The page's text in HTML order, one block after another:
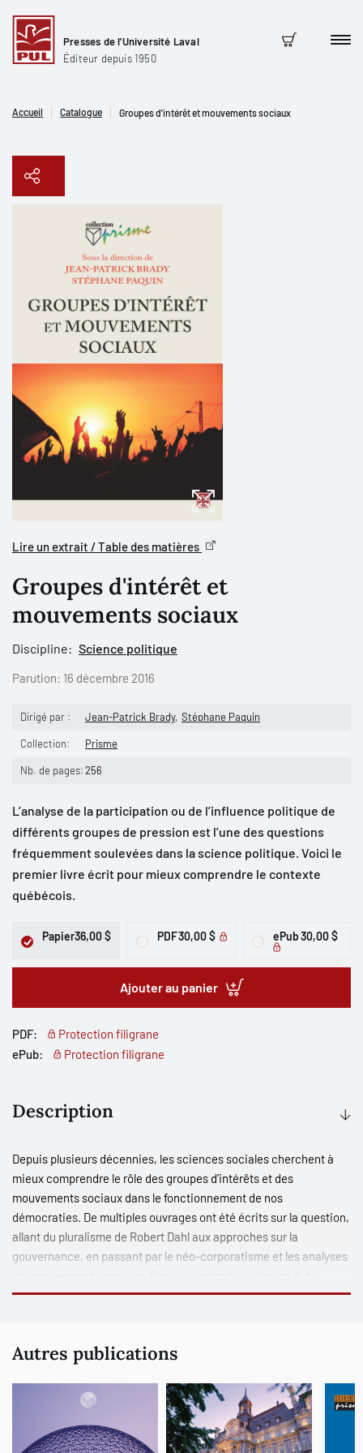
Presses de l'Université Laval
Éditeur depuis 1950
Panier
Accueil Catalogue Groupes d'intérêt et mouvements sociaux
Lire un extrait / Table des matières
Groupes d'intérêt et
mouvements sociaux
Discipline: Science politique
Parution: 16 décembre 2016
Dirigé par : Jean-Patrick Brady Stéphane Paquin
Collection: Prisme
Nb. de pages:256
L’analyse de la participation ou de l’influence politique de
différents groupes de pression est l’une des questions
fréquemment soulevées dans la science politique. Voici le
premier livre écrit pour mieux comprendre le contexte
québécois.
Papier36,00 $ PDF30,00 $ ePub30,00 $
Ajouter au panier
PDF:
Protection filigrane
ePub:
Protection filigrane
Description
Depuis plusieurs décennies, les sciences sociales cherchent à
mieux comprendre le rôle des groupes d’intérêts et des
mouvements sociaux dans le fonctionnement de nos
démocraties. De multiples ouvrages ont été écrits sur la question,
allant du pluralisme de Robert Dahl aux approches sur la
gouvernance, en passant par le néo-corporatisme et les analyses
Québec ? Quels sont les groupes et les mouvements qui
Grâce à la participation de chercheurs de différents horizons, ce
analyse différents courants théoriques portant sur le sujet. Dans
un deuxième temps, une série d’études de cas est proposée afin
de faire le tour des plus importants groupes et mouvements
Autres publications